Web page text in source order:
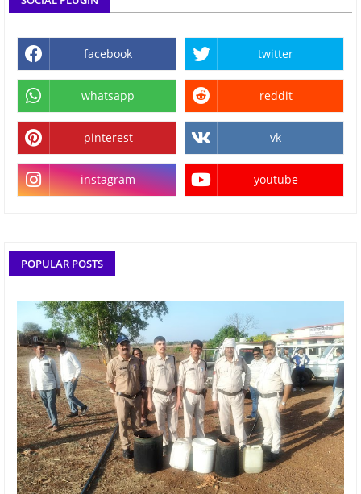
facebook twitter
whatsapp reddit
pinterest vk
instagram youtube
POPULAR POSTS